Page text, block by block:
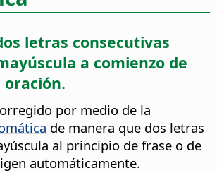
letras consecutivas
a comienzo de
oración.
por medio de la
de manera que dos letras
al principio de frase o de
automáticamente.